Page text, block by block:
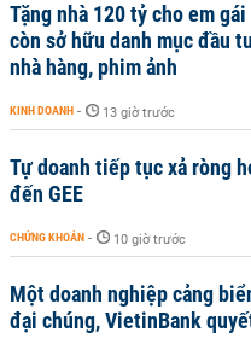
Tặng nhà 120 tỷ cho em
còn sở hữu danh mục đầu
nhà hàng, phim ảnh
KINH DOANH - 13 giờ trước
Tự doanh tiếp tục xả ròng
đến GEE
CHỨNG KHOÁN - 10 giờ trước
Một doanh nghiệp cảng
đại chúng, VietinBank